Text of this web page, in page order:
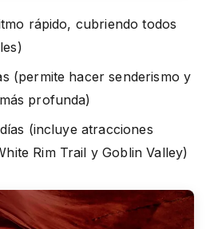
rápido, cubriendo todos
(permite hacer senderismo y
profunda)
(incluye atracciones
Rim Trail y Goblin Valley)